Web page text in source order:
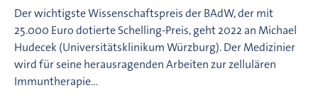
Der wichtigste Wissenschaftspreis der BAdW, der mit
25.000 Euro dotierte Schelling-Preis, geht 2022 an Michael
Hudecek (Universitätsklinikum Würzburg). Der Medizinier
wird für seine herausragenden Arbeiten zur zellulären
Immuntherapie…